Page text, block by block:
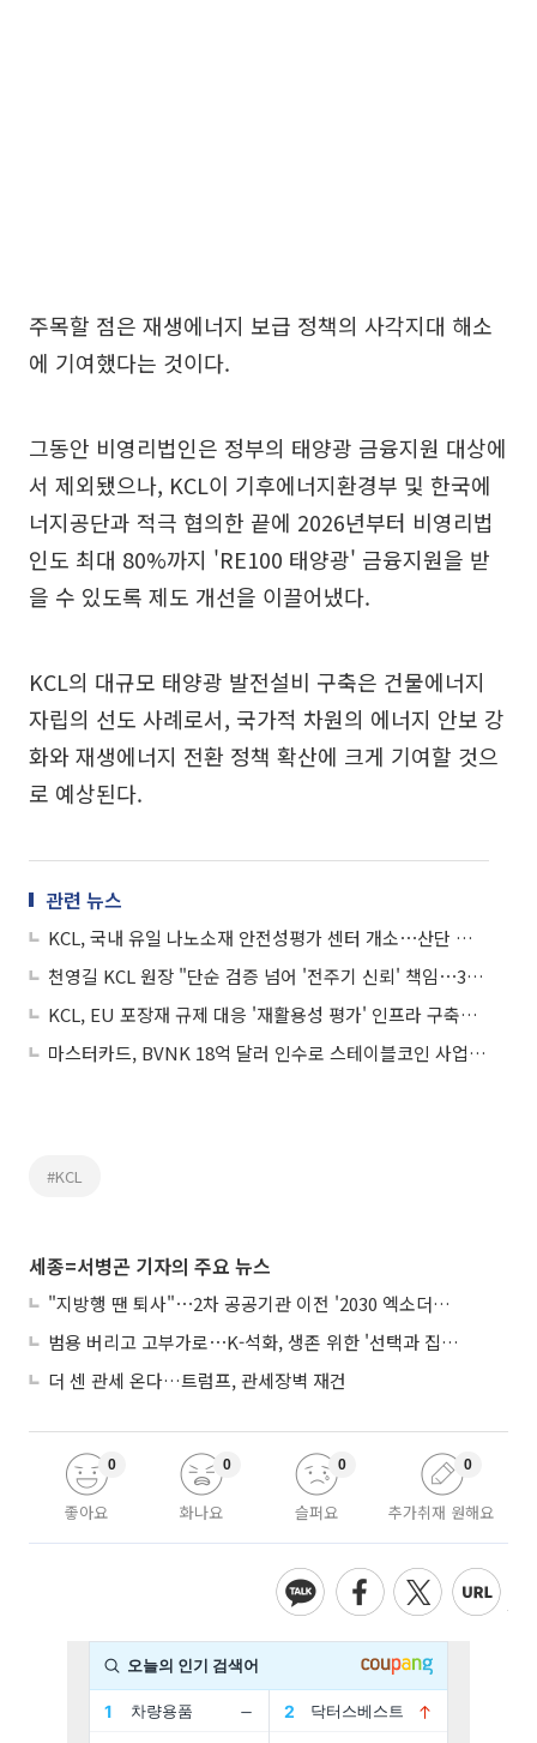
주목할 점은 재생에너지 보급 정책의 사각지대 해소
에 기여했다는 것이다.
그동안 비영리법인은 정부의 태양광 금융지원 대상에
서 제외됐으나, KCL이 기후에너지환경부 및 한국에
너지공단과 적극 협의한 끝에 2026년부터 비영리법
인도 최대 80%까지 'RE100 태양광' 금융지원을 받
을 수 있도록 제도 개선을 이끌어냈다.
KCL의 대규모 태양광 발전설비 구축은 건물에너지
자립의 선도 사례로서, 국가적 차원의 에너지 안보 강
화와 재생에너지 전환 정책 확산에 크게 기여할 것으
로 예상된다.
관련 뉴스
KCL, 국내 유일 나노소재 안전성평가 센터 개소⋯산단 연계 시너지 확대
천영길 KCL 원장 "단순 검증 넘어 '전주기 신뢰' 책임⋯3-3-3 모델로 글로벌 도약"
KCL, EU 포장재 규제 대응 '재활용성 평가' 인프라 구축한다
마스터카드, BVNK 18억 달러 인수로 스테이블코인 사업 본격 확장
#KCL
세종=서병곤 기자의 주요 뉴스
"지방행 땐 퇴사"⋯2차 공공기관 이전 '2030 엑소더스' 뇌관
범용 버리고 고부가로⋯K-석화, 생존 위한 '선택과 집중'
더 센 관세 온다…트럼프, 관세장벽 재건
좋아요
0
화나요
0
슬퍼요
0
추가취재 원해요
0